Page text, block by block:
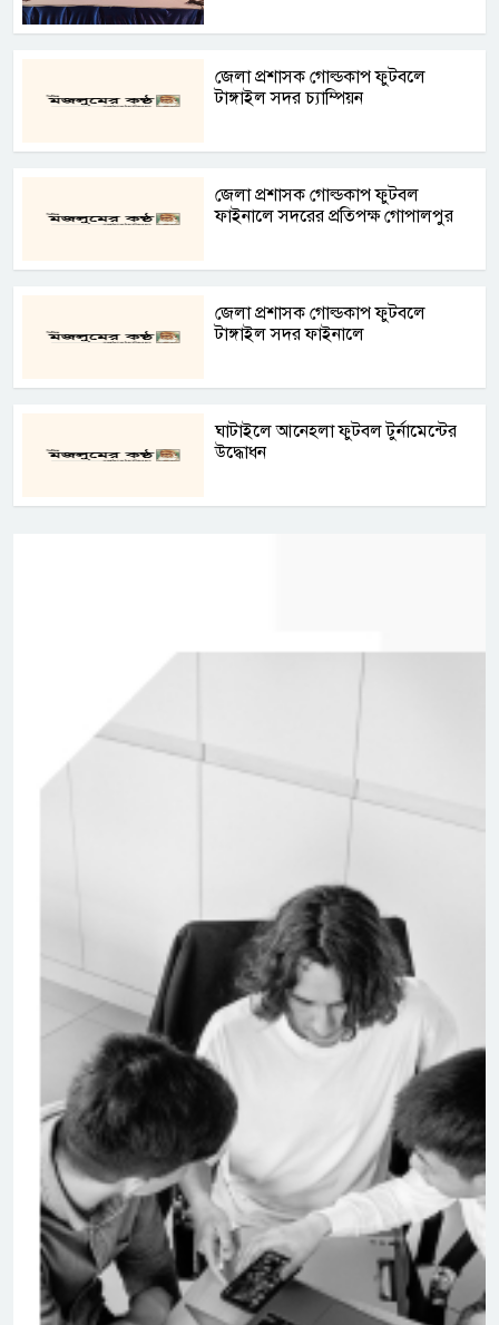
জেলা প্রশাসক গোল্ডকাপ ফুটবলে
টাঙ্গাইল সদর চ্যাম্পিয়ন
জেলা প্রশাসক গোল্ডকাপ ফুটবল
ফাইনালে সদরের প্রতিপক্ষ গোপালপুর
জেলা প্রশাসক গোল্ডকাপ ফুটবলে
টাঙ্গাইল সদর ফাইনালে
ঘাটাইলে আনেহলা ফুটবল টুর্নামেন্টের
উদ্ধোধন